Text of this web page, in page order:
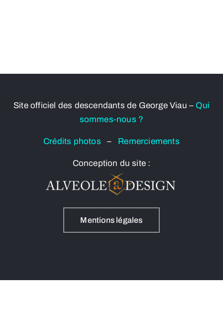
Site officiel des descendants de George Viau – Qui
sommes-nous ?
Crédits photos– Remerciements
Conception du site :
Mentions légales